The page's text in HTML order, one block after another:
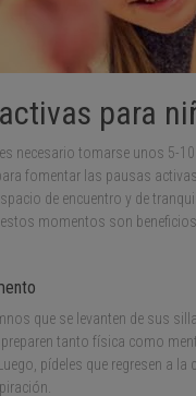
para
necesario tomarse unos 5-
fomentar las pausas
de encuentro y de
momentos son
que se levanten de sus
tanto física como
pídeles que regresen a la